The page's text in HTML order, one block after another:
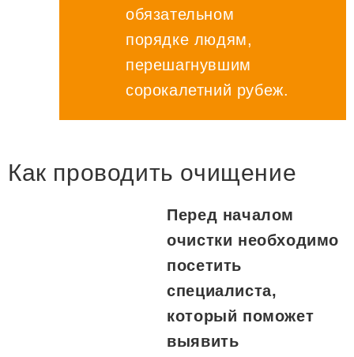
обязательном
порядке людям,
перешагнувшим
сорокалетний рубеж.
Как проводить очищение
Перед началом
очистки необходимо
посетить
специалиста,
который поможет
выявить